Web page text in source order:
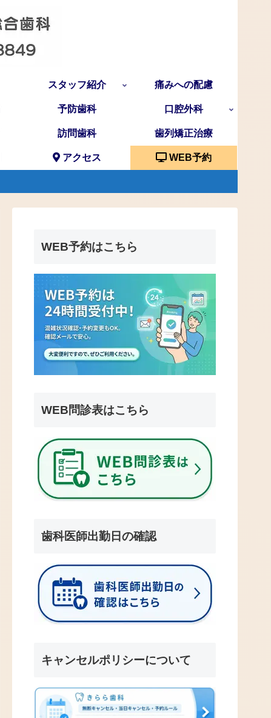
スタッフ紹介 痛みへの配慮
予防歯科 口腔外科
訪問歯科 歯列矯正治療
アクセス WEB予約
WEB予約はこちら
WEB問診表はこちら
歯科医師出勤日の確認
キャンセルポリシーについて